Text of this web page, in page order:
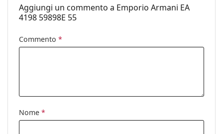
pulizia:
Sì
Altro
Codice:
EA4198 59898E 55
Aggiungi un commento a Emporio Armani EA
4198 59898E 55
Commento *
Nome *